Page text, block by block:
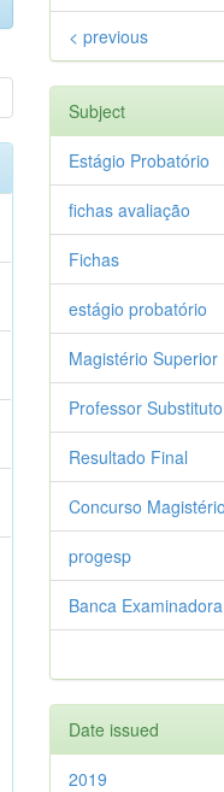
< previous
Subject
Estágio Probatório
fichas avaliação
Fichas
estágio probatório
Magistério Superior
Professor Substituto
Resultado Final
Concurso
progesp
Banca Examinadora
Date issued
2019